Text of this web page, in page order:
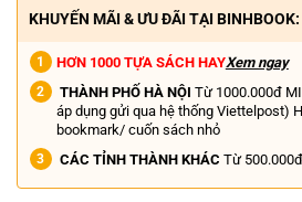
KHUYẾN MÃI & ƯU ĐÃI TẠI BINHBOOK:
HƠN 1000 TỰA SÁCH HAYXem ngay
THÀNH PHỐ HÀ NỘI Từ 1000.000đ
áp dụng gửi qua hệ thống Viettelpost)
bookmark/ cuốn sách nhỏ
CÁC TỈNH THÀNH KHÁC Từ